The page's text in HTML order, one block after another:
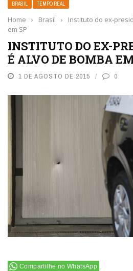
BRASIL TEMPO REAL
Home › Brasil ›
Instituto do ex-
em SP
INSTITUTO DO EX-
É ALVO DE BOMBA
1 DE AGOSTO DE 2015 0
Compartilhe no WhatsApp